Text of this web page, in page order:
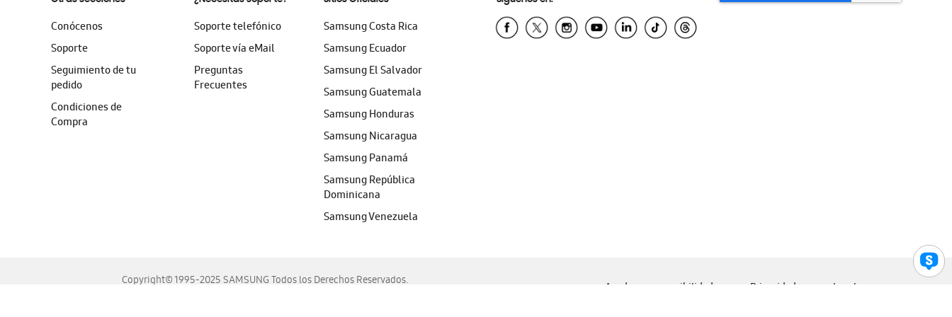
Conócenos
Soporte
Seguimiento de tu
pedido
Condiciones de
Compra
Soporte telefónico
Soporte vía eMail
Preguntas
Frecuentes
Samsung Costa Rica
Samsung Ecuador
Samsung El Salvador
Samsung Guatemala
Samsung Honduras
Samsung Nicaragua
Samsung Panamá
Samsung República
Dominicana
Samsung Venezuela
Copyright© 1995-2025 SAMSUNG Todos los Derechos Reservados.
Ayuda para accesibilidad Privacidad Legal